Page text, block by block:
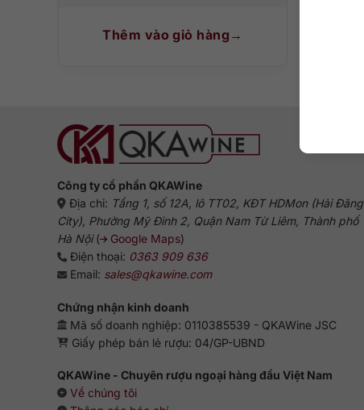
Thêm vào giỏ hàng
Công ty cổ phần QKAWine
Địa chỉ: Tầng 1, số 12A, lô TT02, KĐT HDMon (Hải Đăng
City), Phường Mỹ Đình 2, Quận Nam Từ Liêm, Thành phố
Hà Nội( Google Maps)
Điện thoại: 0363 909 636
Email: sales@qkawine.com
Chứng nhận kinh doanh
Mã số doanh nghiệp: 0110385539 - QKAWine JSC
Giấy phép bán lẻ rượu: 04/GP-UBND
QKAWine - Chuyên rượu ngoại hàng đầu Việt Nam
Về chúng tôi